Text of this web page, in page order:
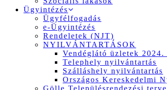
Ügyintézés
Ügyfélfogadás
e-Ügyintézés
Rendeletek (NJT)
NYILVÁNTARTÁSOK
Vendéglátó üzletek
Telephely nyilvántartás
Szálláshely nyilvántartás
Országos Kereskedelmi
Gölle Településrendezési terve